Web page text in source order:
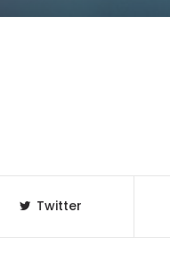
Twitter